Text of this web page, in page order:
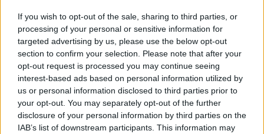
If you wish to opt-out of the sale, sharing to third parties, or
processing of your personal or sensitive information for
targeted advertising by us, please use the below opt-out
section to confirm your selection. Please note that after your
opt-out request is processed you may continue seeing
interest-based ads based on personal information utilized by
us or personal information disclosed to third parties prior to
your opt-out. You may separately opt-out of the further
disclosure of your personal information by third parties on the
IAB’s list of downstream participants. This information may
SOS (Șoșoacă)
POT (Gavrilă)
PACE (Peia)
Acțiunea Conservatoare (Târziu)
PDF (Lazarus)
PUSL (D. Voiculescu)
PNȚCD (Pavelescu)